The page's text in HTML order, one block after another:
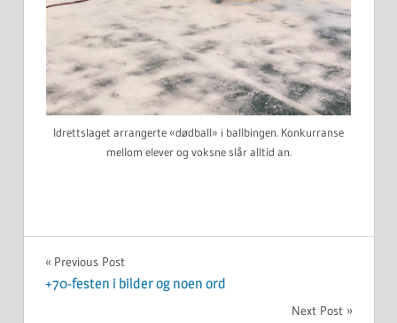
Idrettslaget arrangerte «dødball» i ballbingen. Konkurranse
mellom elever og voksne slår alltid an.
UKATEGORISERT
Innleggsnavigasjon
Previous Post
+70-festen i bilder og noen ord
Next Post